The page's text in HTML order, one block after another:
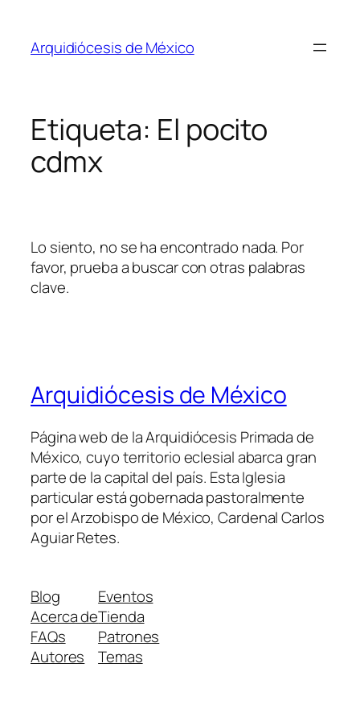
contenido
Arquidiócesis de México
Etiqueta: El pocito
cdmx
Lo siento, no se ha encontrado nada. Por
favor, prueba a buscar con otras palabras
clave.
Arquidiócesis de México
Página web de la Arquidiócesis Primada de
México, cuyo territorio eclesial abarca gran
parte de la capital del país. Esta Iglesia
particular está gobernada pastoralmente
por el Arzobispo de México, Cardenal Carlos
Aguiar Retes.
Blog
Acerca de
FAQs
Autores
Eventos
Tienda
Patrones
Temas